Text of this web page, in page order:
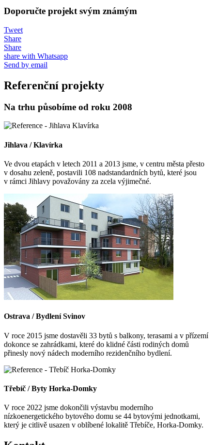
Doporučte projekt svým známým
Tweet
Share
Share
share with Whatsapp
Send by email
Referenční projekty
Na trhu působíme od roku 2008
Jihlava / Klavírka
Ve dvou etapách v letech 2011 a 2013 jsme, v centru města přesto
v dosahu zeleně, postavili 108 nadstandardních bytů, které jsou
v rámci Jihlavy považovány za zcela výjimečné.
Ostrava / Bydlení Svinov
V roce 2015 jsme dostavěli 33 bytů s balkony, terasami a v přízemí
dokonce se zahrádkami, které do klidné části rodiných domů
přinesly nový nádech moderního rezidenčního bydlení.
Třebíč / Byty Horka-Domky
V roce 2022 jsme dokončili výstavbu moderního
nízkoenergetického bytového domu se 44 bytovými jednotkami,
který je citlivě usazen v oblíbené lokalitě Třebíče, Horka-Domky.